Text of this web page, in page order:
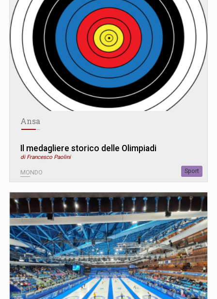
Ansa
Il medagliere storico delle Olimpiadi
di Francesco Paolini
MONDO Sport